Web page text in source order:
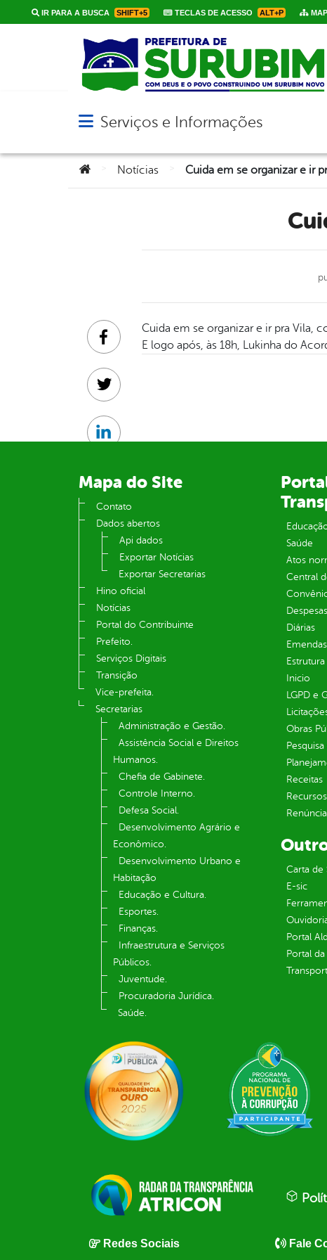
IR PARA A BUSCA SHIFT+5 TECLAS DE ACESSO ALT+P
Abrir menu principal de navegação
Serviços e Informações
Você está aqui:
Notícias Cuida em se organizar e ir
Cuida em se organizar e ir pra Vila,
E logo após, às 18h, Lukinha do
Facebook
Twitter
Linkedin
Mapa do Site
Contato
Dados abertos
Api dados
Exportar Notícias
Exportar Secretarias
Hino oficial
Notícias
Portal do Contribuinte
Prefeito.
Serviços Digitais
Transição
Vice-prefeita.
Secretarias
Administração e Gestão.
Assistência Social e Direitos
Humanos.
Chefia de Gabinete.
Controle Interno.
Defesa Social.
Desenvolvimento Agrário e
Econômico.
Desenvolvimento Urbano e
Habitação
Educação e Cultura.
Esportes.
Finanças.
Infraestrutura e Serviços
Públicos.
Juventude.
Procuradoria Jurídica.
Saúde.
Saúde
Atos
Central
Despesas
Diárias
Inicio
LGPD e
Obras
Receitas
Carta de
E-sic
Portal
Portal
Redes Sociais Fale